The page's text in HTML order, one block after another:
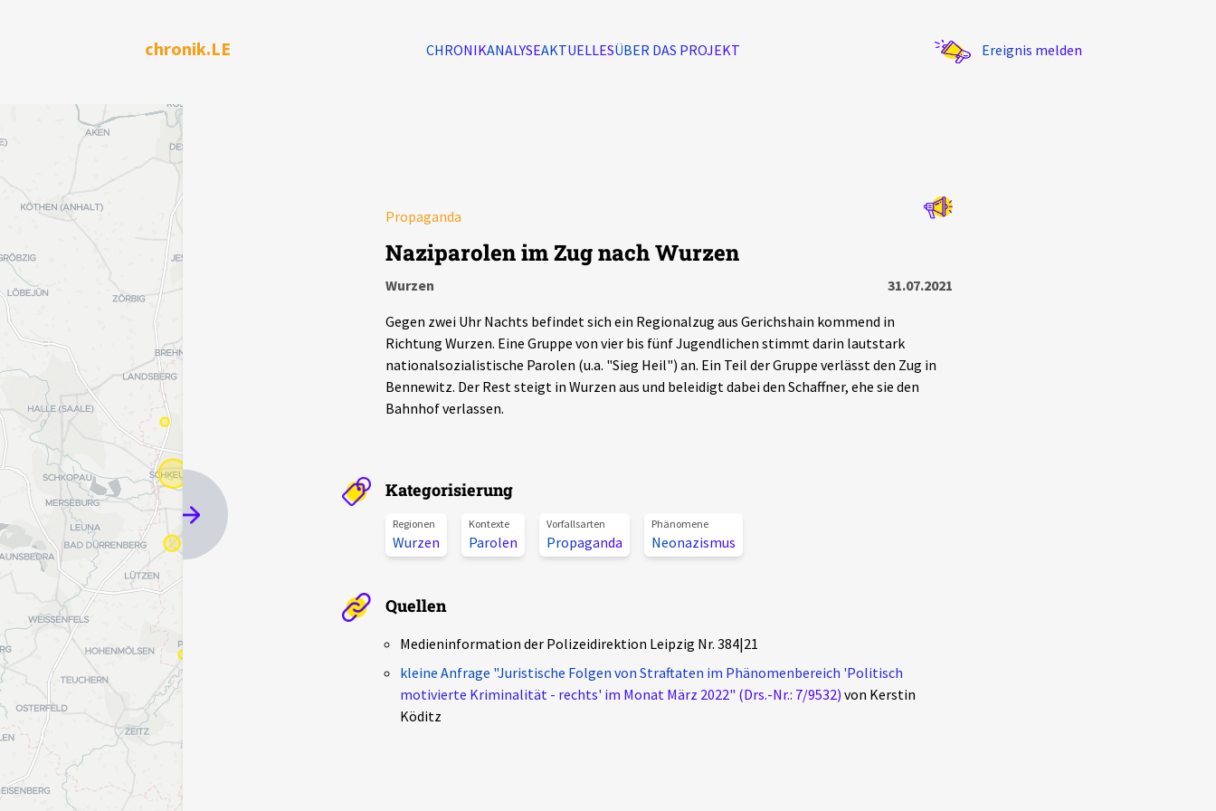
chronik.LE CHRONIKANALYSEAKTUELLESÜBER DAS PROJEKT Ereignis melden
Propaganda
Naziparolen im Zug nach Wurzen
Wurzen
31.07.2021
Gegen zwei Uhr Nachts befindet sich ein Regionalzug aus Gerichshain kommend in
Richtung Wurzen. Eine Gruppe von vier bis fünf Jugendlichen stimmt darin lautstark
nationalsozialistische Parolen (u.a. "Sieg Heil") an. Ein Teil der Gruppe verlässt den Zug in
Bennewitz. Der Rest steigt in Wurzen aus und beleidigt dabei den Schaffner, ehe sie den
Bahnhof verlassen.
Kategorisierung
Regionen
Wurzen
Kontexte
Parolen
Vorfallsarten
Propaganda
Phänomene
Neonazismus
Quellen
Medieninformation der Polizeidirektion Leipzig Nr. 384|21
kleine Anfrage "Juristische Folgen von Straftaten im Phänomenbereich 'Politisch
motivierte Kriminalität - rechts' im Monat März 2022" (Drs.-Nr.: 7/9532) von Kerstin
Köditz